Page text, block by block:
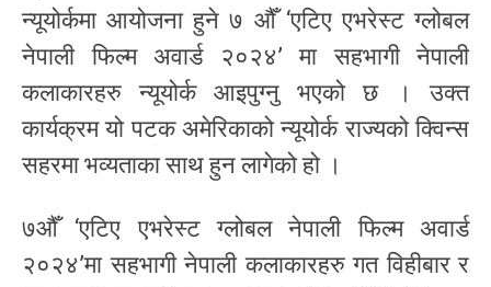
न्यूयोर्कमा आयोजना हुने ७ औँ ‘एटिए एभरेस्ट ग्लोबल
नेपाली फिल्म अवार्ड २०२४’ मा सहभागी नेपाली
कलाकारहरु न्यूयोर्क आइपुग्नु भएको छ । उक्त
कार्यक्रम यो पटक अमेरिकाको न्यूयोर्क राज्यको क्विन्स
सहरमा भव्यताका साथ हुन लागेको हो ।
७औँ ‘एटिए एभरेस्ट ग्लोबल नेपाली फिल्म अवार्ड
२०२४’मा सहभागी नेपाली कलाकारहरु गत विहीबार र